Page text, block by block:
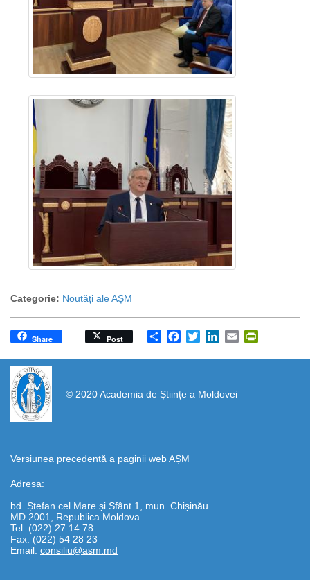
Categorie: Noutăți ale AȘM
Share
Share Post Facebook
TwitterLinkedIn
Email
© 2020 Academia de Științe a Moldovei
Versiunea precedentă a paginii web AȘM
Adresa:
bd. Ștefan cel Mare și Sfânt 1, mun. Chișinău
MD 2001, Republica Moldova
Tel: (022) 27 14 78
Fax: (022) 54 28 23
Email: consiliu@asm.md
https://propletenie.ru/